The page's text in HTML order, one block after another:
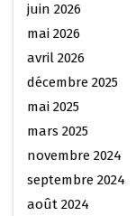
juin 2026
mai 2026
avril 2026
décembre 2025
mai 2025
mars 2025
novembre 2024
septembre 2024
août 2024